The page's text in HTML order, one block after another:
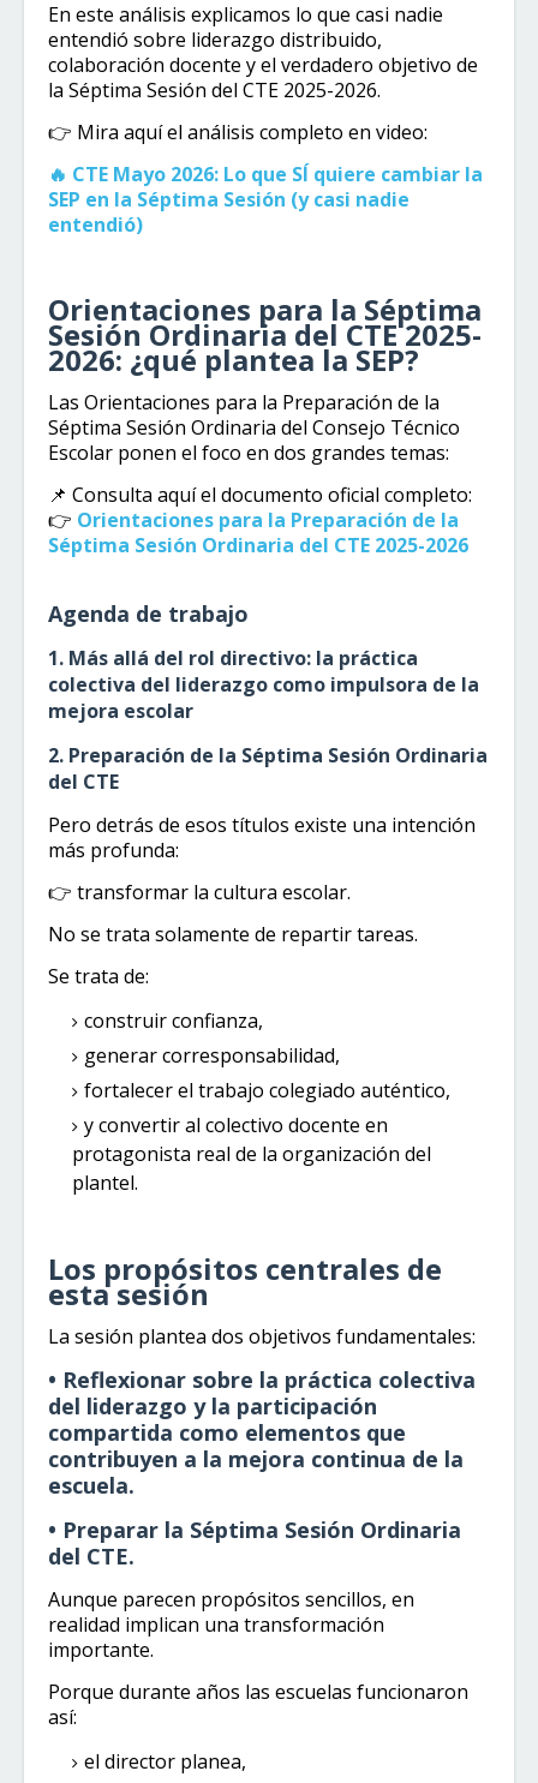
En este análisis explicamos lo que casi nadie
entendió sobre liderazgo distribuido,
colaboración docente y el verdadero objetivo de
la Séptima Sesión del CTE 2025-2026.
👉 Mira aquí el análisis completo en video:
🔥 CTE Mayo 2026: Lo que SÍ quiere cambiar la
SEP en la Séptima Sesión (y casi nadie
entendió)
Orientaciones para la Séptima
Sesión Ordinaria del CTE 2025-
2026: ¿qué plantea la SEP?
Las Orientaciones para la Preparación de la
Séptima Sesión Ordinaria del Consejo Técnico
Escolar ponen el foco en dos grandes temas:
📌 Consulta aquí el documento oficial completo:
👉 Orientaciones para la Preparación de la
Séptima Sesión Ordinaria del CTE 2025-2026
Agenda de trabajo
1. Más allá del rol directivo: la práctica
colectiva del liderazgo como impulsora de la
mejora escolar
2. Preparación de la Séptima Sesión Ordinaria
del CTE
Pero detrás de esos títulos existe una intención
más profunda:
👉 transformar la cultura escolar.
No se trata solamente de repartir tareas.
Se trata de:
construir confianza,
generar corresponsabilidad,
fortalecer el trabajo colegiado auténtico,
y convertir al colectivo docente en
protagonista real de la organización del
plantel.
Los propósitos centrales de
esta sesión
La sesión plantea dos objetivos fundamentales:
• Reflexionar sobre la práctica colectiva
del liderazgo y la participación
compartida como elementos que
contribuyen a la mejora continua de la
escuela.
• Preparar la Séptima Sesión Ordinaria
del CTE.
Aunque parecen propósitos sencillos, en
realidad implican una transformación
importante.
Porque durante años las escuelas funcionaron
así:
el director planea,